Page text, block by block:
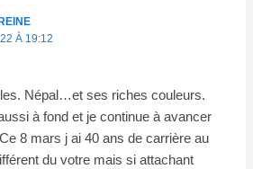
À 19:12
Népal…et ses riches couleurs.
à fond et je continue à avancer
8 mars j ai 40 ans de carrière au
du votre mais si attachant